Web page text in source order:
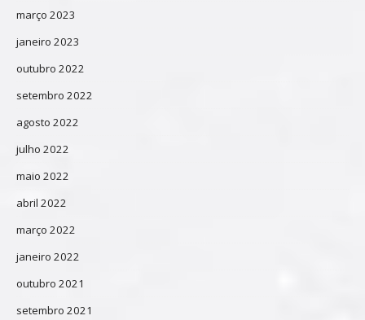
março 2023
janeiro 2023
outubro 2022
setembro 2022
agosto 2022
julho 2022
maio 2022
abril 2022
março 2022
janeiro 2022
outubro 2021
setembro 2021